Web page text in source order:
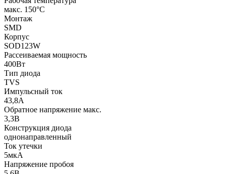
макс. 150°C
Монтаж
SMD
Корпус
SOD123W
Рассеиваемая мощность
400Вт
Тип диода
TVS
Импульсный ток
43,8А
Обратное напряжение макс.
3,3В
Конструкция диода
однонаправленный
Ток утечки
5мкА
Напряжение пробоя